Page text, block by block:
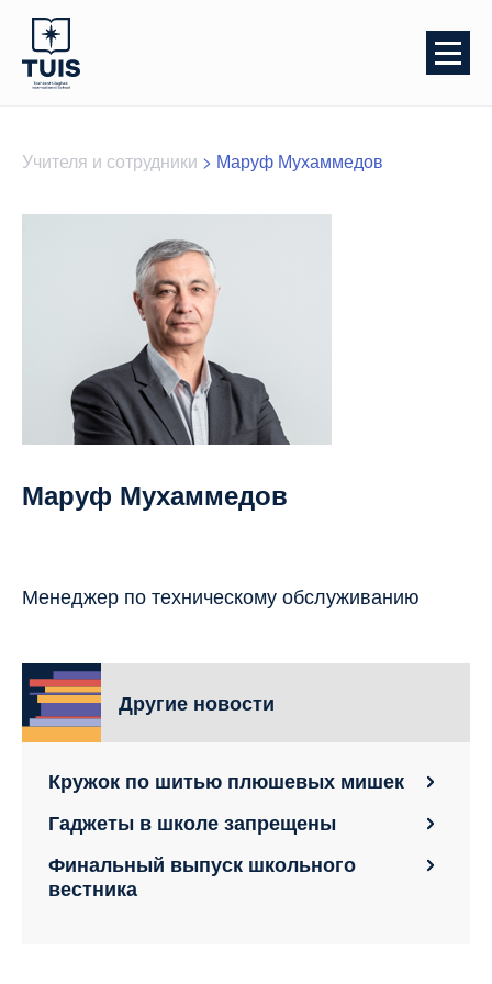
Учителя и сотрудники > Маруф Мухаммедов
Маруф Мухаммедов
Менеджер по техническому обслуживанию
Другие новости
Кружок по шитью плюшевых мишек
Гаджеты в школе запрещены
Финальный выпуск школьного
вестника